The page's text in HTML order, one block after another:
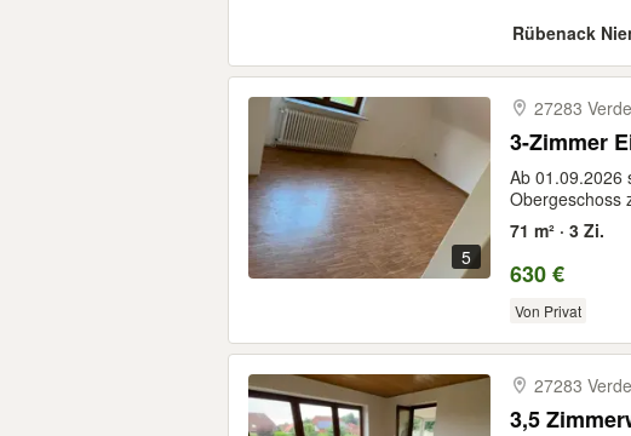
Rübenack
5
27283
3-Zimmer
Ab 01.09.2026
Obergeschoss
71 m² · 3 Zi.
630 €
Von Privat
27283
3,5